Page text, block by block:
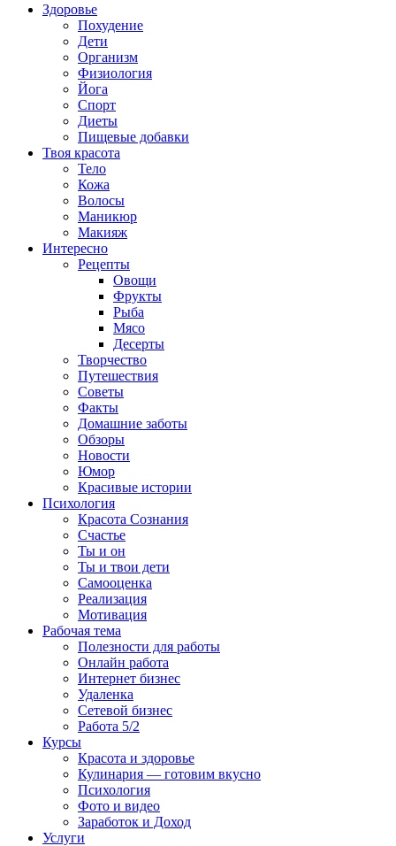
Здоровье
Похудение
Дети
Организм
Физиология
Йога
Спорт
Диеты
Пищевые добавки
Твоя красота
Тело
Кожа
Волосы
Маникюр
Макияж
Интересно
Рецепты
Овощи
Фрукты
Рыба
Мясо
Десерты
Творчество
Путешествия
Советы
Факты
Домашние заботы
Обзоры
Новости
Юмор
Красивые истории
Психология
Красота Сознания
Счастье
Ты и он
Ты и твои дети
Самооценка
Реализация
Мотивация
Рабочая тема
Полезности для работы
Онлайн работа
Интернет бизнес
Удаленка
Сетевой бизнес
Работа 5/2
Курсы
Красота и здоровье
Кулинария — готовим вкусно
Психология
Фото и видео
Заработок и Доход
Услуги